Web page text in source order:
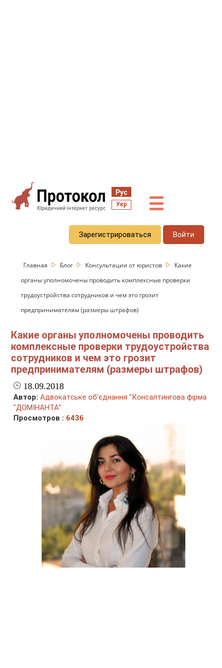
Рус
Укр ☰
Зарегистрироваться Войти
Главная Блог Консультации от юристов
Какие
органы уполномочены проводить комплексные проверки
трудоустройства сотрудников и чем это грозит
предпринимателям (размеры штрафов)
Какие органы уполномочены проводить
комплексные проверки трудоустройства
сотрудников и чем это грозит
предпринимателям (размеры штрафов)
18.09.2018
Автор: Адвокатське об'єднання "Консалтингова фірма
"ДОМІНАНТА"
Просмотров : 6436